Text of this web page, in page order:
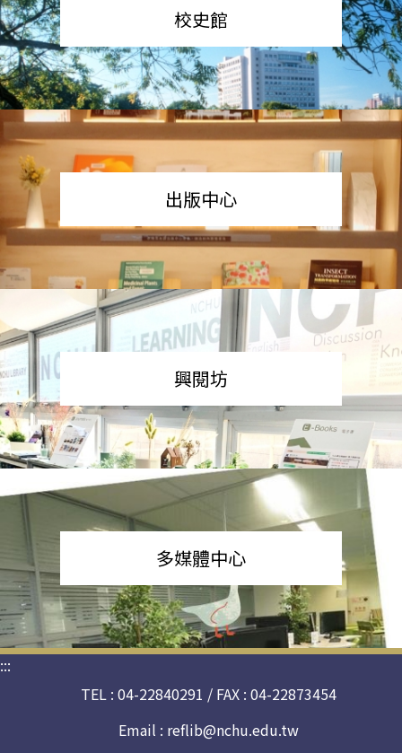
校史館
出版中心
興閱坊
多媒體中心
:::
TEL : 04-22840291 / FAX : 04-22873454
Email : reflib@nchu.edu.tw